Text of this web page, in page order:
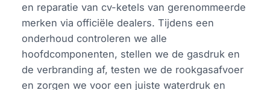
en reparatie van cv-ketels van gerenommeerde
merken via officiële dealers. Tijdens een
onderhoud controleren we alle
hoofdcomponenten, stellen we de gasdruk en
de verbranding af, testen we de rookgasafvoer
en zorgen we voor een juiste waterdruk en